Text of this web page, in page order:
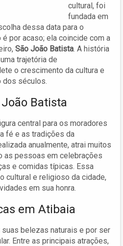
cultural, foi
fundada em
dessa data para o
por acaso; ela coincide com a
São João Batista. A história
trajetória de
o crescimento da cultura e
dos séculos.
Batista
central para os moradores
fé e as tradições da
anualmente, atrai muitos
as pessoas em celebrações
e comidas típicas. Essa
cultural e religioso da cidade,
em sua honra.
em Atibaia
belezas naturais e por ser
Entre as principais atrações,